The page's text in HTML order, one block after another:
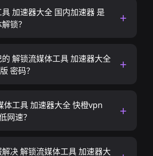
加速器大全 国内加速器 是
锁？
解锁流媒体工具 加速器大全
密码？
体工具 加速器大全 快橙vpn
网速？
决 解锁流媒体工具 加速器大